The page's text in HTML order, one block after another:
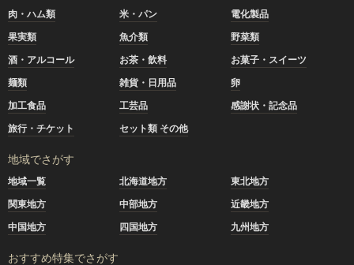
肉・ハム類 米・パン
電化製品
果実類
魚介類
野菜類
酒・アルコール
お茶・飲料
お菓子・スイーツ
麺類
雑貨・日用品
卵
加工食品
工芸品
感謝状・記念品
旅行・チケット
セット類 その他
地域でさがす
地域一覧 北海道地方
東北地方
関東地方
中部地方
近畿地方
中国地方
四国地方 九州地方
おすすめ特集でさがす